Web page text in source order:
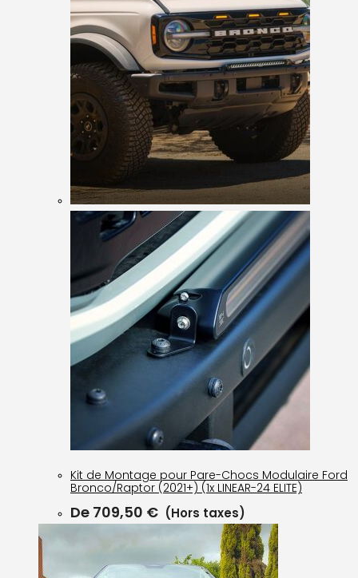
Kit de Montage pour Pare-Chocs Modulaire Ford
Bronco/Raptor (2021+) (1x LINEAR-24 ELITE)
De 709,50 € (Hors taxes)